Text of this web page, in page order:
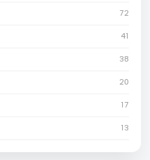
72
41
38
20
17
13